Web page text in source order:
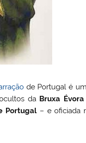
de Portugal é
da Bruxa Évora
Portugal– e oficiada